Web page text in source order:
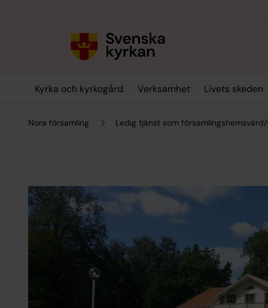
Kyrka och kyrkogård Verksamhet Livets skeden
Nora församling Ledig tjänst som